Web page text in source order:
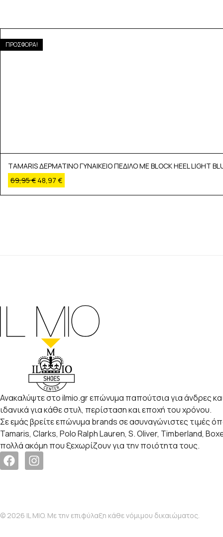
ΠΡΟΣΦΟΡΑ!
TAMARIS ΔΕΡΜΑΤΙΝΟ ΓΥΝΑΙΚΕΙΟ ΠΕΔΙΛΟ ΜΕ BLOCK HEEL LIGHT
69,95€ 48,97 €
Ανακαλύψτε στο ilmio.gr επώνυμα παπούτσια για άνδρες
ιδανικά για κάθε στυλ, περίσταση και εποχή του χρόνου.
Σε εμάς βρείτε επώνυμα brands σε ασυναγώνιστες τιμές
Tamaris, Clarks, Polo Ralph Lauren, S. Oliver, Timberland,
πολλά ακόμη που ξεχωρίζουν για την ποιότητα τους.
© 2026 IL MIO. Με την επιφύλαξη κάθε νόμιμου δικαιώματος.